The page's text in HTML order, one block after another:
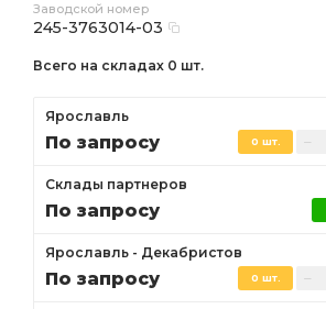
Заводской номер
245-3763014-03
Всего на складах 0 шт.
Ярославль
По запросу 0 шт.
Склады партнеров
По запросу
Ярославль - Декабристов
По запросу 0 шт.